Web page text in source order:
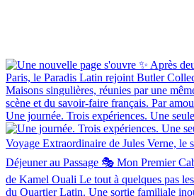
Une journée. Trois expériences. Une